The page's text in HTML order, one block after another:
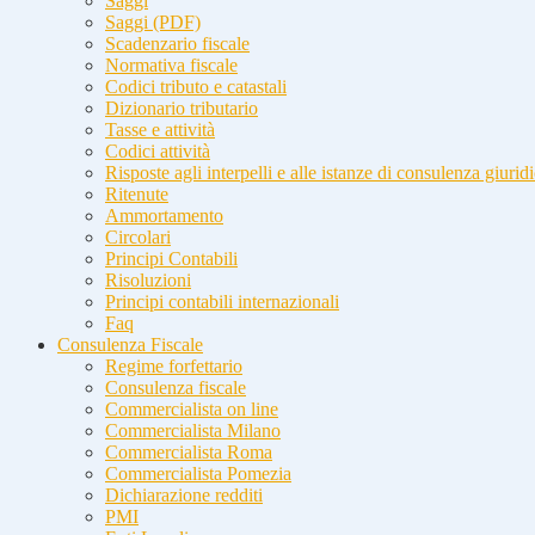
Saggi (PDF)
Scadenzario fiscale
Normativa fiscale
Codici tributo e catastali
Dizionario tributario
Tasse e attività
Codici attività
Risposte agli interpelli e alle istanze di consulenza
Ritenute
Ammortamento
Circolari
Principi Contabili
Risoluzioni
Principi contabili internazionali
Faq
Consulenza Fiscale
Regime forfettario
Consulenza fiscale
Commercialista on line
Commercialista Milano
Commercialista Roma
Commercialista Pomezia
Dichiarazione redditi
PMI